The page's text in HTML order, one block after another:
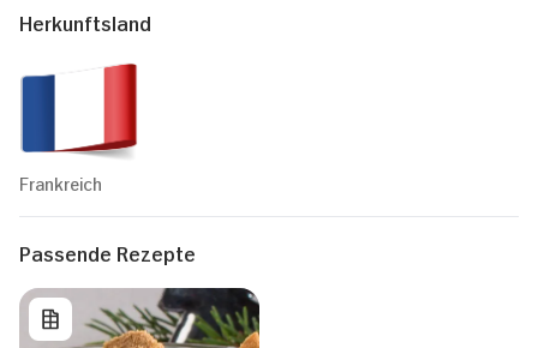
Herkunftsland
Frankreich
Passende Rezepte